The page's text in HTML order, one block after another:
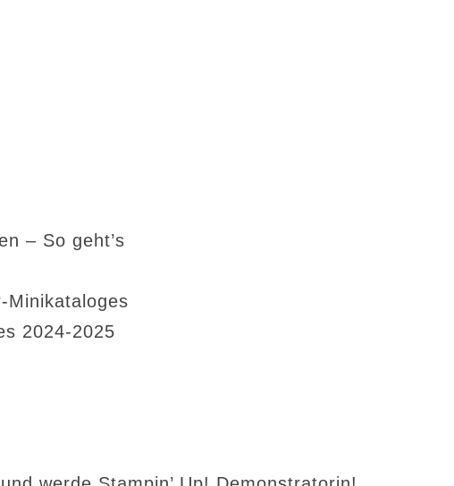
– So geht’s
Minikataloges
2024-2025